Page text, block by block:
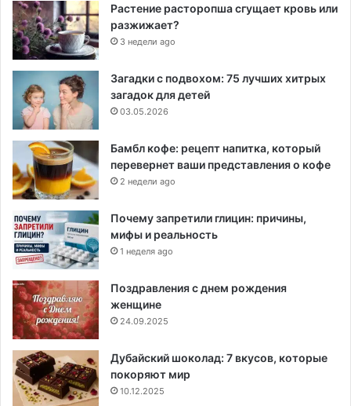
Растение расторопша сгущает кровь или
разжижает?
3 недели ago
Загадки с подвохом: 75 лучших хитрых
загадок для детей
03.05.2026
Бамбл кофе: рецепт напитка, который
перевернет ваши представления о кофе
2 недели ago
Почему запретили глицин: причины,
мифы и реальность
1 неделя ago
Поздравления с днем рождения
женщине
24.09.2025
Дубайский шоколад: 7 вкусов, которые
покоряют мир
10.12.2025